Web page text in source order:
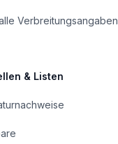
& Listen